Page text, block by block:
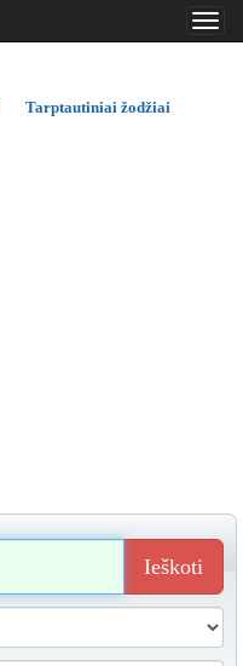
..
..
Tarptautiniai žodžiai
Ieškoti